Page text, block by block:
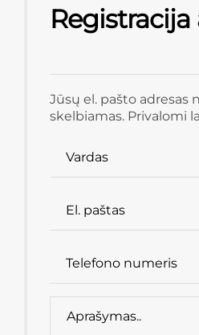
Jūsų el. pašto adresas
skelbiamas. Privalomi